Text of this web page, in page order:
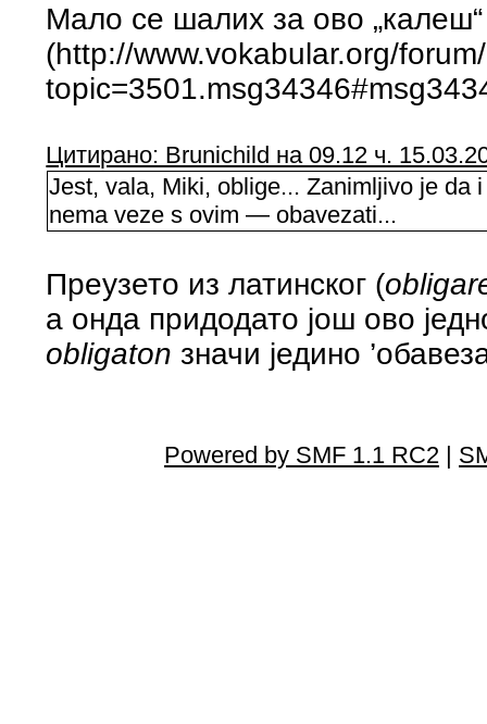
Мало се шалих за ово „калеш“
(http://www.vokabular.org/
Цитирано: Brunichild на 09.12 ч.
Jest, vala, Miki, oblige... Zanimljivo je da
nema veze s ovim — obavezati...
Преузето из латинског (
а онда придодато још ово
obligaton значи једино
Powered by SMF 1.1 RC2 |